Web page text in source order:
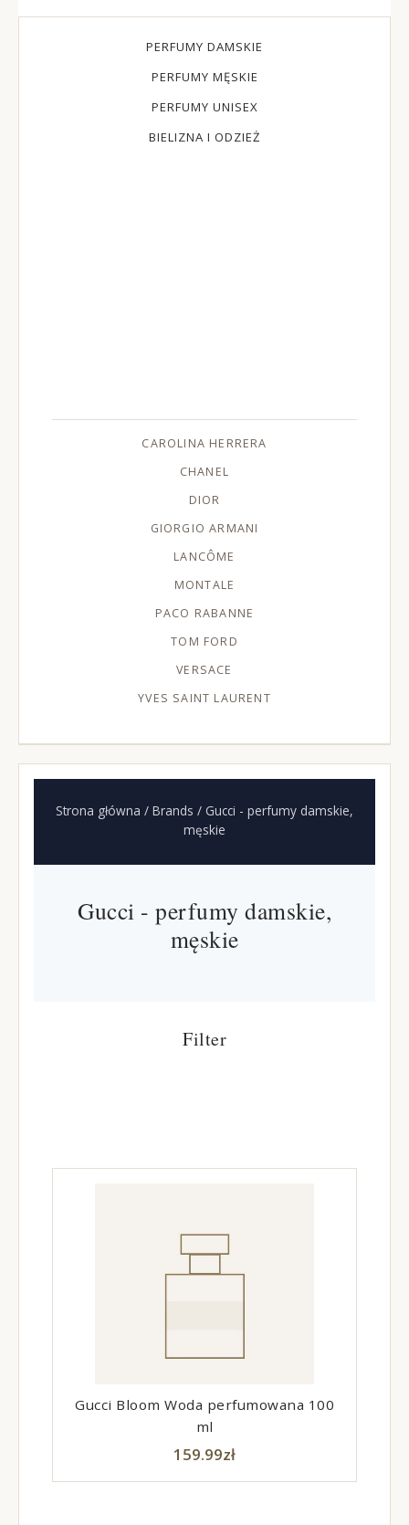
CAROLINA HERRERA
CHANEL
DIOR
GIORGIO ARMANI
LANCÔME
MONTALE
PACO RABANNE
TOM FORD
VERSACE
YVES SAINT LAURENT
PERFUMY DAMSKIE
PERFUMY MĘSKIE
PERFUMY UNISEX
BIELIZNA I ODZIEŻ
Strona główna / Brands / Gucci - perfumy damskie,
męskie
Gucci - perfumy damskie,
męskie
Filter
Gucci Bloom Woda perfumowana 100
ml
159.99zł